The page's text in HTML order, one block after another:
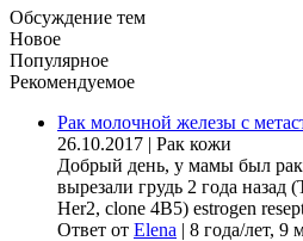
Обсуждение тем
Новое
Популярное
Рекомендуемое
Рак молочной железы с
26.10.2017 | Рак кожи
Добрый день, у мамы был
вырезали грудь 2 года назад
Her2, clone 4B5) estrogen
Ответ от Elena | 8 года/лет, 9